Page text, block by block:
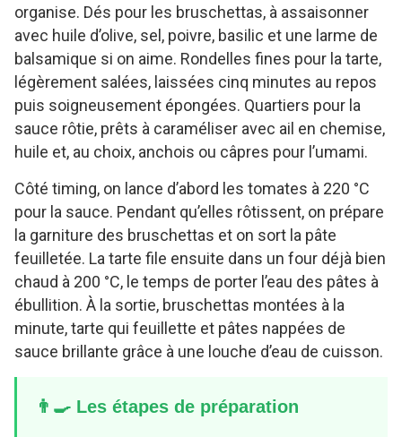
organise. Dés pour les bruschettas, à assaisonner
avec huile d’olive, sel, poivre, basilic et une larme de
balsamique si on aime. Rondelles fines pour la tarte,
légèrement salées, laissées cinq minutes au repos
puis soigneusement épongées. Quartiers pour la
sauce rôtie, prêts à caraméliser avec ail en chemise,
huile et, au choix, anchois ou câpres pour l’umami.
Côté timing, on lance d’abord les tomates à 220 °C
pour la sauce. Pendant qu’elles rôtissent, on prépare
la garniture des bruschettas et on sort la pâte
feuilletée. La tarte file ensuite dans un four déjà bien
chaud à 200 °C, le temps de porter l’eau des pâtes à
ébullition. À la sortie, bruschettas montées à la
minute, tarte qui feuillette et pâtes nappées de
sauce brillante grâce à une louche d’eau de cuisson.
👨‍🍳 Les étapes de préparation